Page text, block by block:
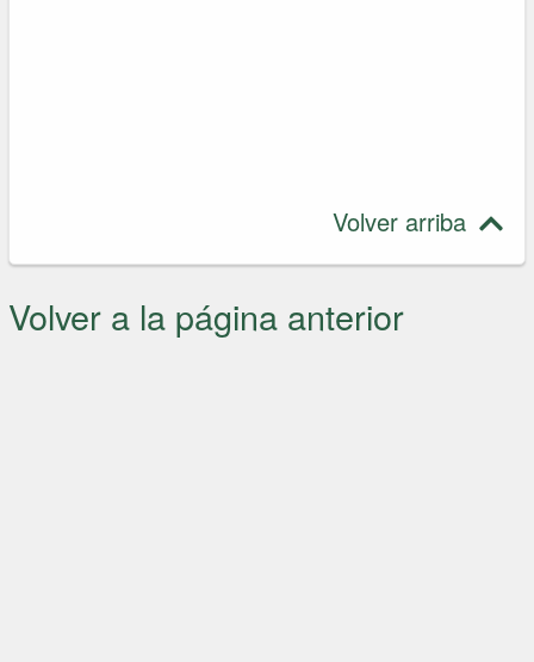
Volver arriba
Volver a la página anterior